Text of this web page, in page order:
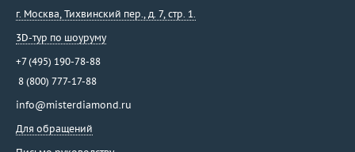
Sauro
Schoeffel
Sirin
SORA by Ksenia Podnebesnaya
г. Москва Тихвинский пер., д. 7, стр. 1.
3D-тур по шоуруму
+7 (495) 190-78-88
8 (800) 777-17-88
info@misterdiamond.ru
Для обращений